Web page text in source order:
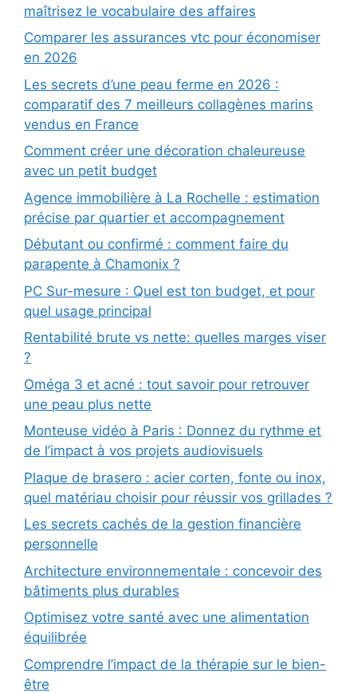
maîtrisez le vocabulaire des affaires
Comparer les assurances vtc pour économiser
en 2026
Les secrets d’une peau ferme en 2026 :
comparatif des 7 meilleurs collagènes marins
vendus en France
Comment créer une décoration chaleureuse
avec un petit budget
Agence immobilière à La Rochelle : estimation
précise par quartier et accompagnement
Débutant ou confirmé : comment faire du
parapente à Chamonix ?
PC Sur-mesure : Quel est ton budget, et pour
quel usage principal
Rentabilité brute vs nette: quelles marges viser
?
Oméga 3 et acné : tout savoir pour retrouver
une peau plus nette
Monteuse vidéo à Paris : Donnez du rythme et
de l’impact à vos projets audiovisuels
Plaque de brasero : acier corten, fonte ou inox,
quel matériau choisir pour réussir vos grillades ?
Les secrets cachés de la gestion financière
personnelle
Architecture environnementale : concevoir des
bâtiments plus durables
Optimisez votre santé avec une alimentation
équilibrée
Comprendre l’impact de la thérapie sur le bien-
être